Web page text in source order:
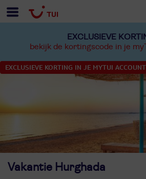
EXCLUSIEVE
bekijk de kortingscode in je
EXCLUSIEVE KORTING IN JE MYTUI ACCOUNT
Vakantie Hurghada